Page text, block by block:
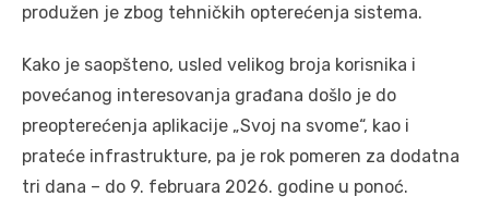
produžen je zbog tehničkih opterećenja sistema.
Kako je saopšteno, usled velikog broja korisnika i
povećanog interesovanja građana došlo je do
preopterećenja aplikacije „Svoj na svome“, kao i
prateće infrastrukture, pa je rok pomeren za dodatna
tri dana – do 9. februara 2026. godine u ponoć.